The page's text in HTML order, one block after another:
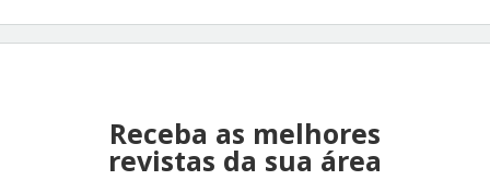
Receba as melhores
revistas da sua área